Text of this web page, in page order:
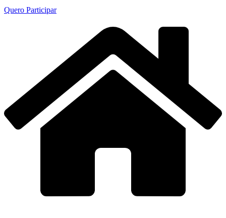
Quero Participar